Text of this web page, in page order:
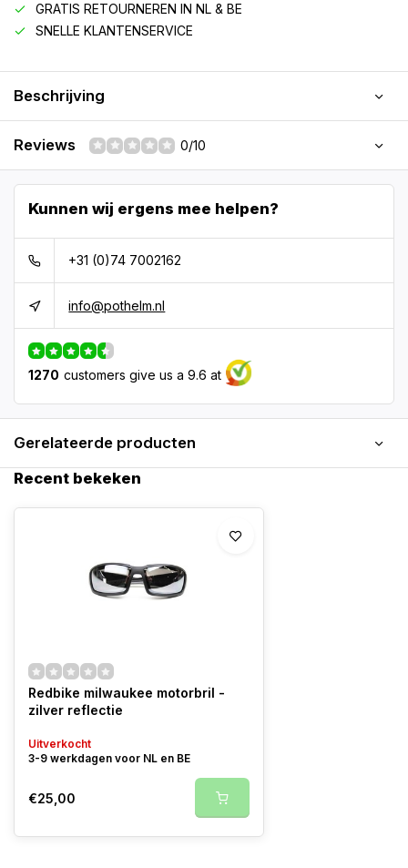
GRATIS RETOURNEREN IN NL & BE
SNELLE KLANTENSERVICE
Beschrijving
Reviews 0/10
Kunnen wij ergens mee helpen?
+31 (0)74 7002162
info@pothelm.nl
1270 customers give us a 9.6 at
Gerelateerde producten
Recent bekeken
Redbike milwaukee motorbril -
zilver reflectie
Uitverkocht
3-9 werkdagen voor NL en BE
€25,00